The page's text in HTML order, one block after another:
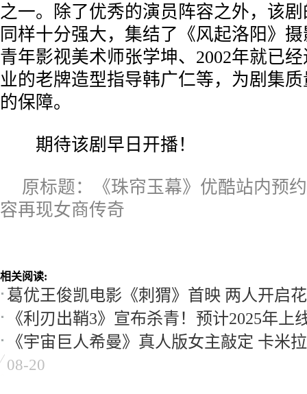
之一。除了优秀的演员阵容之外，该
同样十分强大，集结了《风起洛阳》
青年影视美术师张学坤、2002年就已
业的老牌造型指导韩广仁等，为剧集
的保障。
期待该剧早日开播！
原标题：《珠帘玉幕》优酷站内预
容再现女商传奇
相关阅读:
葛优王俊凯电影《刺猬》首映 两人开启
《利刃出鞘3》宣布杀青！预计2025年上
《宇宙巨人希曼》真人版女主敲定 卡米
08-20